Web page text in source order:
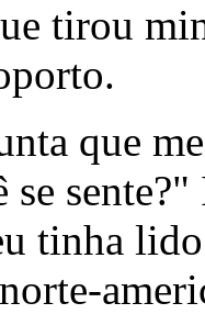
tirou
que
tinha